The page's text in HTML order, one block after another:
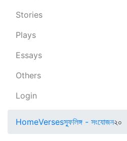
Stories
Plays
Essays
Others
Login
HomeVersesস্ফুলিঙ্গ - সংযোজন২০